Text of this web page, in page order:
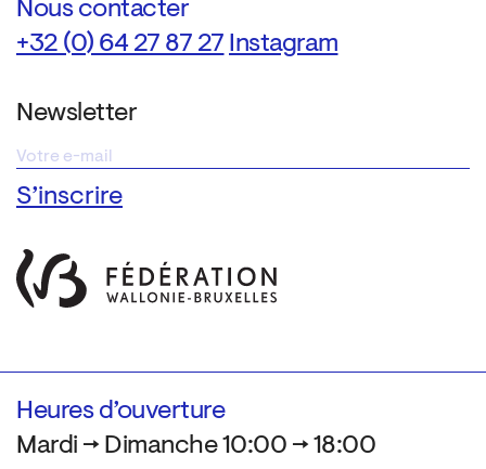
Nous contacter
+32 (0) 64 27 87 27 Instagram
Newsletter
Heures d’ouverture
Mardi → Dimanche 10:00 → 18:00